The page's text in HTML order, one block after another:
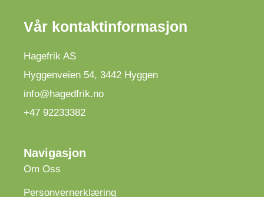
Vår kontaktinformasjon
Hagefrik AS
Hyggenveien 54, 3442 Hyggen
info@hagedfrik.no
+47 92233382
Navigasjon
Om Oss
Personvernerklæring